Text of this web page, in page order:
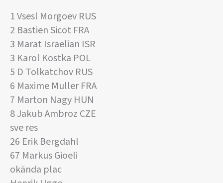
1 Vsesl Morgoev RUS
2 Bastien Sicot FRA
3 Marat Israelian ISR
3 Karol Kostka POL
5 D Tolkatchov RUS
6 Maxime Muller FRA
7 Marton Nagy HUN
8 Jakub Ambroz CZE
sve res
26 Erik Bergdahl
67 Markus Gioeli
okända plac